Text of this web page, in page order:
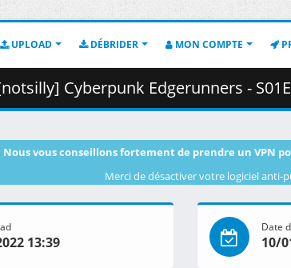
UPLOAD DÉBRIDER MON COMPTE
Cyberpunk Edgerunners - S01E08
Nous vous conseillons fortement de prendre un VPN
Merci de désactiver votre logiciel anti-
13:39
Date
10/